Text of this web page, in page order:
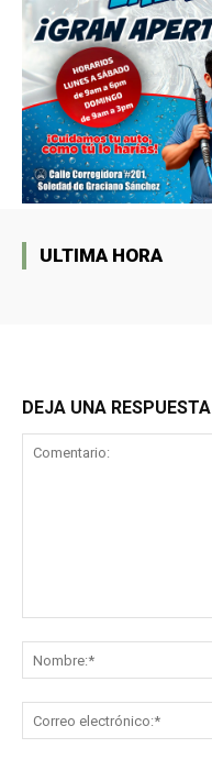
ULTIMA HORA
DEJA UNA RESPUESTA